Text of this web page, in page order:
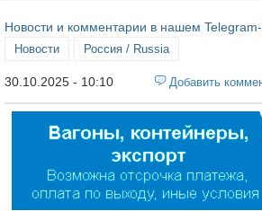
Новости и комментарии в нашем
Новости Россия / Russia
30.10.2025 - 10:10 Добавить